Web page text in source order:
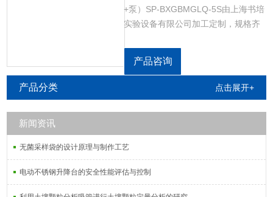
+泵）SP-BXGBMGLQ-5S由上海书培
实验设备有限公司加工定制，规格齐
用，多联过滤器专为多个样品同时过
产品咨询
产品分类 点击展开+
新闻资讯
无菌采样袋的设计原理与制作工艺
电动不锈钢升降台的安全性能评估与控制